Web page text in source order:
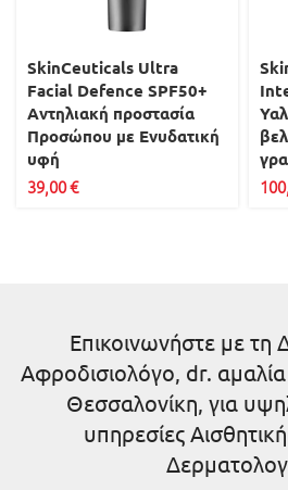
SkinCeuticals Ultra
Facial Defence SPF50+
Aντηλιακή προστασία
Προσώπου με Ενυδατική
υφή
39,00€
Επικοινωνήστε με τη
Αφροδισιολόγο, dr.
Θεσσαλονίκη, για
υπηρεσίες